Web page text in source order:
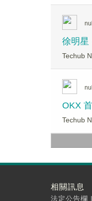
徐明星
Techub
OKX
Techub
相關訊息
法定公告欄 |